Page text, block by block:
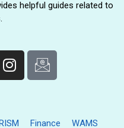
helpful guides related to
Finance
WAMS